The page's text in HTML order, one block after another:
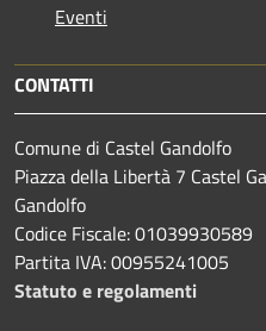
Eventi
CONTATTI
Comune di Castel Gandolfo
Piazza della Libertà 7 Castel
Gandolfo
Codice Fiscale: 01039930589
Partita IVA: 00955241005
Statuto e regolamenti